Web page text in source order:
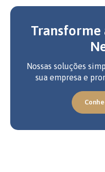
Transforme
Nossas soluções
sua empresa e